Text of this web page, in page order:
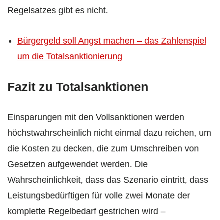
Regelsatzes gibt es nicht.
Bürgergeld soll Angst machen – das Zahlenspiel
um die Totalsanktionierung
Fazit zu Totalsanktionen
Einsparungen mit den Vollsanktionen werden
höchstwahrscheinlich nicht einmal dazu reichen, um
die Kosten zu decken, die zum Umschreiben von
Gesetzen aufgewendet werden. Die
Wahrscheinlichkeit, dass das Szenario eintritt, dass
Leistungsbedürftigen für volle zwei Monate der
komplette Regelbedarf gestrichen wird –